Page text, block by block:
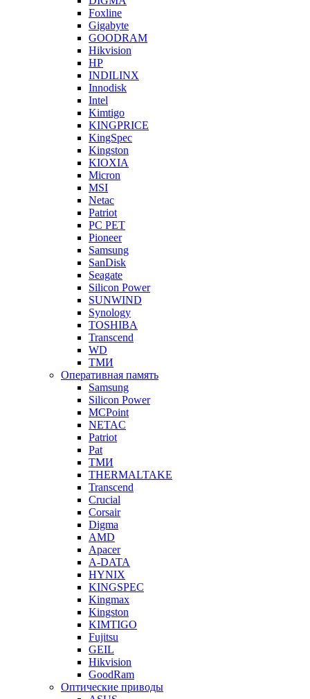
Foxline
Gigabyte
GOODRAM
Hikvision
HP
INDILINX
Innodisk
Intel
Kimtigo
KINGPRICE
KingSpec
Kingston
KIOXIA
Micron
MSI
Netac
Patriot
PC PET
Pioneer
Samsung
SanDisk
Seagate
Silicon Power
SUNWIND
Synology
TOSHIBA
Transcend
WD
ТМИ
Оперативная память
Samsung
Silicon Power
MCPoint
NETAC
Patriot
Pat
ТМИ
THERMALTAKE
Transcend
Crucial
Corsair
Digma
AMD
Apacer
A-DATA
HYNIX
KINGSPEC
Kingmax
Kingston
KIMTIGO
Fujitsu
GEIL
Hikvision
GoodRam
Оптические приводы